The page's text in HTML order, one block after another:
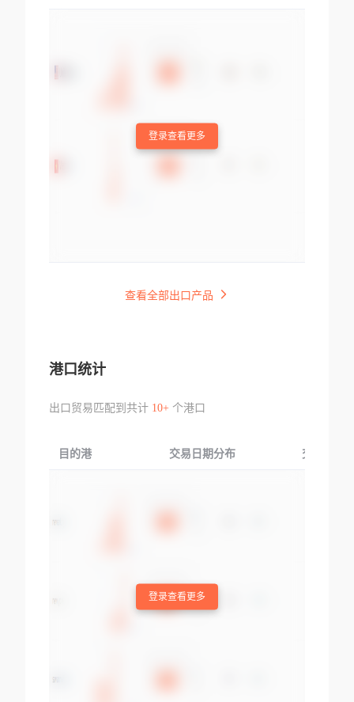
登录查看更多
查看全部出口产品
港口统计
出口贸易匹配到共计 10+个港口
目的港 交易日期分布 交易产品
登录查看更多